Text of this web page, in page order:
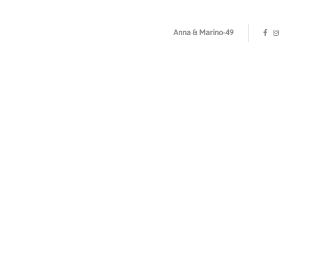
Anna & Marino-49